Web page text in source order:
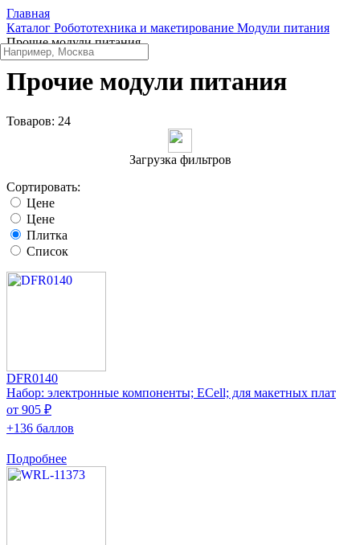
Главная
Каталог Робототехника и макетирование Модули питания
Прочие модули питания
Прочие модули питания
Товаров: 24
Загрузка фильтров
Сортировать:
Цене
Цене
Плитка
Список
DFR0140
Набор: электронные компоненты; ECell; для макетных плат
от 905 ₽
+136 баллов
Подробнее